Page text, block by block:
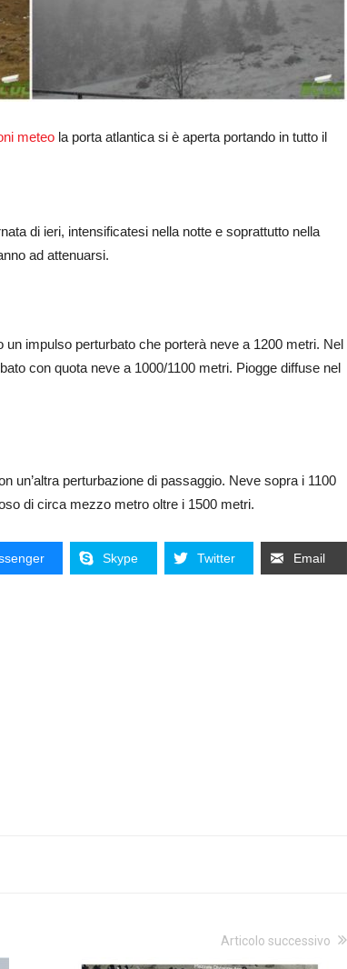
meteo la porta atlantica si è aperta portando in tutto il
di ieri, intensificatesi nella notte e soprattutto nella
ad attenuarsi.
impulso perturbato che porterà neve a 1200 metri. Nel
con quota neve a 1000/1100 metri. Piogge diffuse nel
un’altra perturbazione di passaggio. Neve sopra i 1100
di circa mezzo metro oltre i 1500 metri.
Skype Twitter Email
Articolo successivo